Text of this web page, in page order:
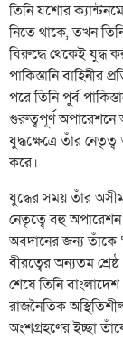
তিনি যশোর
নিতে থাকে, তখন
বিরুদ্ধে থেকেই যুদ্ধ
পাকিস্তানি বাহিনীর
পরে তিনি পুর্ব
গুরুত্বপূর্ণ অপারেশনে
যুদ্ধক্ষেত্রে তাঁর
করে।
যুদ্ধের সময় তাঁর
নেতৃত্বে বহু
অবদানের জন্য তাঁকে
বীরত্বের অন্যতম
শেষে তিনি
রাজনৈতিক
অংশগ্রহণের ইচ্ছা